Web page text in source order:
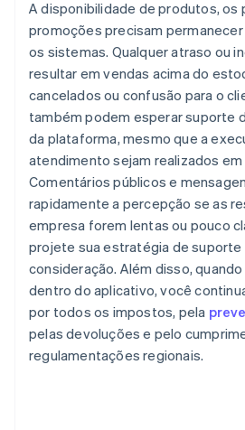
A disponibilidade de produtos, os
promoções precisam
os sistemas. Qualquer atraso ou
resultar em vendas acima do
cancelados ou confusão para o
também podem esperar suporte
da plataforma, mesmo que a
atendimento sejam realizados
Comentários públicos e
rapidamente a percepção se as
empresa forem lentas ou pouco
projete sua estratégia de suporte
consideração. Além disso,
dentro do aplicativo, você
por todos os impostos, pela
pelas devoluções e pelo
regulamentações regionais.